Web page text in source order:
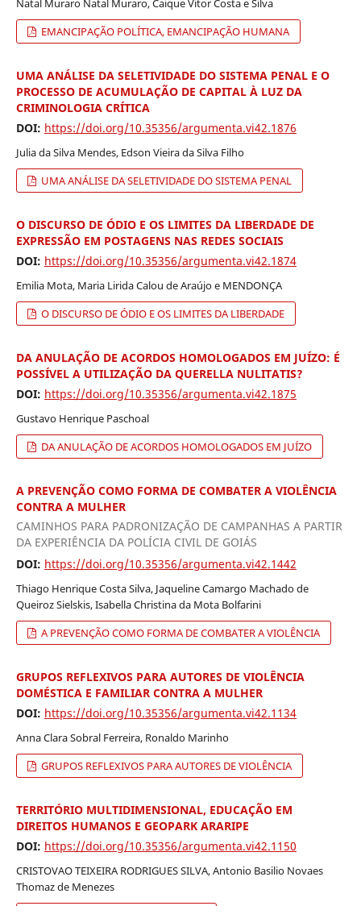
Natal Muraro Natal Muraro, Caique Vitor Costa e Silva
EMANCIPAÇÃO POLÍTICA, EMANCIPAÇÃO HUMANA
UMA ANÁLISE DA SELETIVIDADE DO SISTEMA PENAL E O
PROCESSO DE ACUMULAÇÃO DE CAPITAL À LUZ DA
CRIMINOLOGIA CRÍTICA
DOI: https://doi.org/10.35356/argumenta.vi42.1876
Julia da Silva Mendes, Edson Vieira da Silva Filho
UMA ANÁLISE DA SELETIVIDADE DO SISTEMA PENAL
O DISCURSO DE ÓDIO E OS LIMITES DA LIBERDADE DE
EXPRESSÃO EM POSTAGENS NAS REDES SOCIAIS
DOI: https://doi.org/10.35356/argumenta.vi42.1874
Emilia Mota, Maria Lirida Calou de Araújo e MENDONÇA
O DISCURSO DE ÓDIO E OS LIMITES DA LIBERDADE
DA ANULAÇÃO DE ACORDOS HOMOLOGADOS EM JUÍZO: É
POSSÍVEL A UTILIZAÇÃO DA QUERELLA NULITATIS?
DOI: https://doi.org/10.35356/argumenta.vi42.1875
Gustavo Henrique Paschoal
DA ANULAÇÃO DE ACORDOS HOMOLOGADOS EM JUÍZO
A PREVENÇÃO COMO FORMA DE COMBATER A VIOLÊNCIA
CONTRA A MULHER
CAMINHOS PARA PADRONIZAÇÃO DE CAMPANHAS A PARTIR
DA EXPERIÊNCIA DA POLÍCIA CIVIL DE GOIÁS
DOI: https://doi.org/10.35356/argumenta.vi42.1442
Thiago Henrique Costa Silva, Jaqueline Camargo Machado de
Queiroz Sielskis, Isabella Christina da Mota Bolfarini
A PREVENÇÃO COMO FORMA DE COMBATER A VIOLÊNCIA
GRUPOS REFLEXIVOS PARA AUTORES DE VIOLÊNCIA
DOMÉSTICA E FAMILIAR CONTRA A MULHER
DOI: https://doi.org/10.35356/argumenta.vi42.1134
Anna Clara Sobral Ferreira, Ronaldo Marinho
GRUPOS REFLEXIVOS PARA AUTORES DE VIOLÊNCIA
TERRITÓRIO MULTIDIMENSIONAL, EDUCAÇÃO EM
DIREITOS HUMANOS E GEOPARK ARARIPE
DOI: https://doi.org/10.35356/argumenta.vi42.1150
CRISTOVAO TEIXEIRA RODRIGUES SILVA, Antonio Basilio Novaes
Thomaz de Menezes